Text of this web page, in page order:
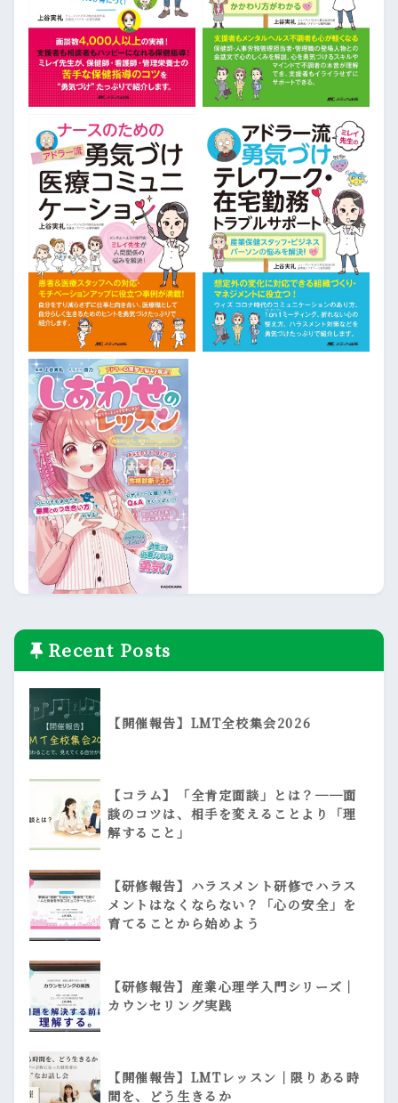
Recent Posts
【開催報告】LMT全校集会2026
【コラム】「全肯定面談」とは？──面
談のコツは、相手を変えることより「理
解すること」
【研修報告】ハラスメント研修でハラス
メントはなくならない？「心の安全」を
育てることから始めよう
【研修報告】産業心理学入門シリーズ｜
カウンセリング実践
【開催報告】LMTレッスン｜限りある時
間を、どう生きるか